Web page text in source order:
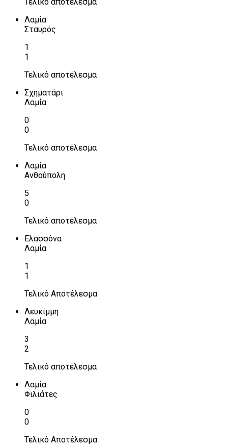
Λαμία
Σταυρός
1
1
Τελικό αποτέλεσμα
Σχηματάρι
Λαμία
0
0
Τελικό αποτέλεσμα
Λαμία
Ανθούπολη
5
0
Τελικό αποτέλεσμα
Ελασσόνα
Λαμία
1
1
Τελικό Αποτέλεσμα
Λευκίμμη
Λαμία
3
2
Τελικό αποτέλεσμα
Λαμία
Φιλιάτες
0
0
Τελικό Αποτέλεσμα